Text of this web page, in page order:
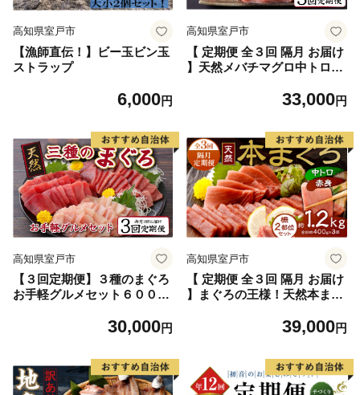
高知県室戸市
【漁師直伝！】ビー玉ビン玉
ストラップ
6,000円
高知県室戸市
【 定期便 全３回 隔月 お届け
】天然メバチマグロ中トロセ
回 合計３回 メバチマグロ
然まぐろ 天然マグロ まぐろ
鮪 刺身 お刺身 食べ比べ 魚
さかな 新鮮 高知 室戸 冷凍
瞬間冷凍 小分け 便利 )
33,000円
高知県室戸市
【３回定期便】３種のまぐろ
お手軽グルメセット６００ｇ
ョウマグロ メバチマグロ ス
魚 さかな 高知 室戸 冷凍 小
分け 便利 )
30,000円
高知県室戸市
【 定期便 全３回 隔月 お届け
】まぐろの王様！天然本まぐ
中トロ 赤身 鮪 刺身 お刺身
利 )
39,000円